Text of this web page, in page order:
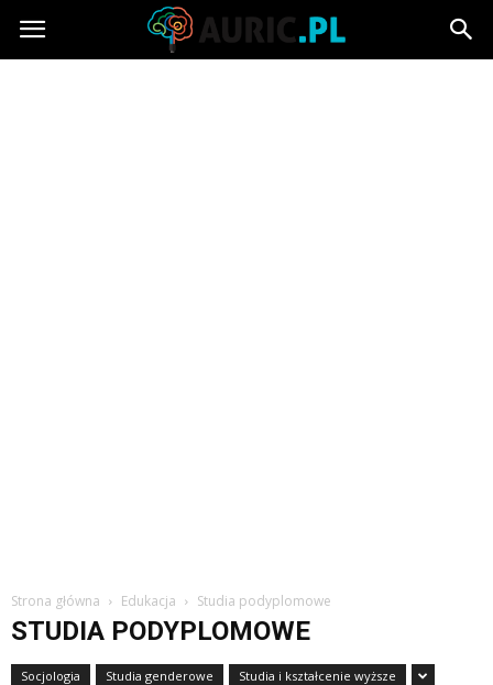
Auric.pl
Strona główna Edukacja Studia podyplomowe
STUDIA PODYPLOMOWE
Socjologia Studia genderowe Studia i kształcenie wyższe